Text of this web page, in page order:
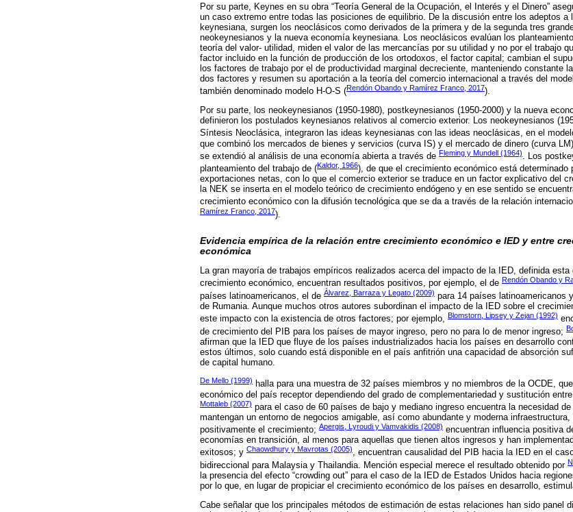
Por su parte, Keynes en su obra “Teoría General de la Ocupación, el Interés y el Dinero”
un caso extremo entre todas las posiciones de equilibrio. De la discusión entre los adeptos
keynesiana, surgen los neoclásicos como derivados de la primera y de la segunda tres
neokeynesianos y la nueva economía keynesiana. Los neoclásicos evalúan los
teoría del valor- utilidad, miden el valor de las mercancías por su utilidad y no por el trabajo
factor incluido en la función de producción de los ortodoxos, el factor capital; cambian el
los factores de trabajo por el de productividad marginal decreciente, manteniendo constante
dos factores y resumen su aportación a la teoría del comercio internacional a través del
también denominado modelo H-O-S (Rendón Obando y Ramírez Franco, 2017).
Por su parte, los neokeynesianos (1950-1980), postkeynesianos (1950-2000) y la nueva
definieron los postulados keynesianos relativos al comercio exterior. Los neokeynesianos
Síntesis Neoclásica, integraron las ideas keynesianas con las ideas neoclásicas, en el
que combinó los mercados de bienes y servicios (curva IS) y el mercado de dinero (curva
se extendió al análisis de una economía abierta a través de Fleming y Mundell (1964). Los
planteamiento del trabajo de (Kaldor, 1966), de que el crecimiento económico está determinado
exportaciones netas, con lo que el comercio exterior se traduce en un factor explicativo del
la NEK se inserta en el modelo teórico de crecimiento endógeno y en ese sentido se
crecimiento económico con la difusión tecnológica que se da a través de la relación
Ramírez Franco, 2017).
Evidencia empírica de la relación entre crecimiento económico e IED y entre
económica
La gran mayoría de trabajos empíricos realizados acerca del impacto de la IED, definida esta
crecimiento económico, encuentran resultados positivos, por ejemplo, el de Rendón Obando y
países latinoamericanos, el de Álvarez, Barraza y Legato (2009) para 14 países latinoamericanos y
de Rumania. Aunque muchos otros autores subordinan el impacto de la IED sobre el
este impacto con la existencia de otros factores; por ejemplo, Blomstorn, Lipsey y Zejan (1992)
de crecimiento del PIB para los países de mayor ingreso, pero no para lo de menor ingreso;
afirman que la IED que fluye de los países industrializados hacia los países en desarrollo
estos últimos, solo cuando está disponible en el país anfitrión una capacidad de absorción
de capital humano.
De Mello (1999) halla para una muestra de 32 países miembros y no miembros de la OCDE,
económico del país receptor dependiendo del grado de complementariedad y sustitución
Mottaleb (2007) para el caso de 60 países de bajo y mediano ingreso encuentra la necesidad
mantengan un entorno de negocios amigable, así como abundante y moderna
positivamente el crecimiento; Apergis, Lyroudi y Vamvakidis (2008) encuentran influencia positiva
economías en transición, al menos para aquellas que tienen altos ingresos y han
exitosos; y Chaowdhury y Mavrotas (2005), encuentran causalidad del PIB hacia la IED en el
bidireccional para Malaysia y Thailandia. Mención especial merece el resultado obtenido por
la presencia del efecto “crowding out” para el caso de la IED de Estados Unidos hacia
por lo que, en lugar de propiciar el crecimiento económico de los países en desarrollo,
Cabe señalar que los principales métodos de estimación de estas relaciones han sido panel